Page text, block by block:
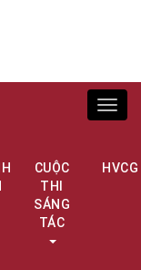
CUỘC
THI
SÁNG
TÁC
HVCG